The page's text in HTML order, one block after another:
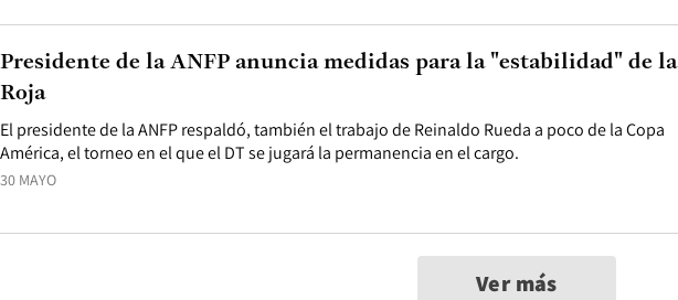
30 MAYO
El presidente de la ANFP respaldó, también el trabajo de Reinaldo Rueda a poco de la Copa
América, el torneo en el que el DT se jugará la permanencia en el cargo.
Presidente de la ANFP anuncia medidas para la "estabilidad" de la
Roja
Ver más